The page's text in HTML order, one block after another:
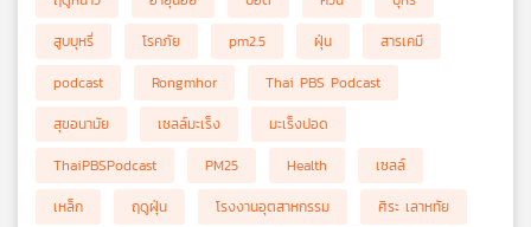
สูบบุหรี่
โรคภัย pm2.5 ฝุ่น
สารเคมี
podcast
Rongmhor
Thai PBS Podcast
สุขอนามัย
เซลล์มะเร็ง
มะเร็งปอด
ThaiPBSPodcast
PM25 Health
เซลล์
เหล็ก
ฤดูฝุ่น โรงงานอุตสาหกรรม
ศิระ เลาหทัย